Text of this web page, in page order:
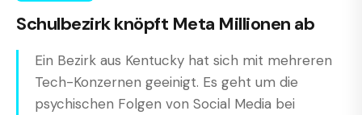
Schulbezirk knöpft Meta Millionen ab
Ein Bezirk aus Kentucky hat sich mit mehreren
Tech-Konzernen geeinigt. Es geht um die
psychischen Folgen von Social Media bei